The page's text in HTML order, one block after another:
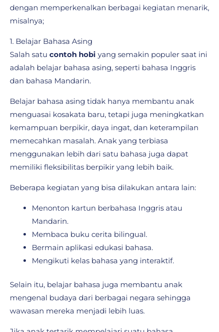
dengan memperkenalkan berbagai kegiatan menarik,
misalnya;
1. Belajar Bahasa Asing
Salah satu contoh hobi yang semakin populer saat ini
adalah belajar bahasa asing, seperti bahasa Inggris
dan bahasa Mandarin.
Belajar bahasa asing tidak hanya membantu anak
menguasai kosakata baru, tetapi juga meningkatkan
kemampuan berpikir, daya ingat, dan keterampilan
memecahkan masalah. Anak yang terbiasa
menggunakan lebih dari satu bahasa juga dapat
memiliki fleksibilitas berpikir yang lebih baik.
Beberapa kegiatan yang bisa dilakukan antara lain:
Menonton kartun berbahasa Inggris atau
Mandarin.
Membaca buku cerita bilingual.
Bermain aplikasi edukasi bahasa.
Mengikuti kelas bahasa yang interaktif.
Selain itu, belajar bahasa juga membantu anak
mengenal budaya dari berbagai negara sehingga
wawasan mereka menjadi lebih luas.